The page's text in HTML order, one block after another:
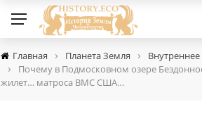
Главная › Планета Земля ›
›
Почему в Подмосковном озере
жилет… матроса ВМС США…